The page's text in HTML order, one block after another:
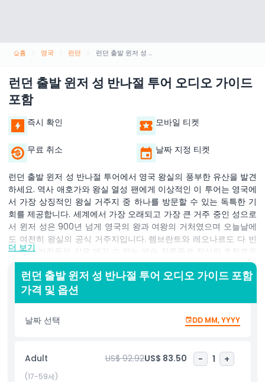
홈 영국 런던 런던 출발 윈저 성 반나절 투어 오디오 가이드 포함
런던 출발 윈저 성 반나절 투어 오디오 가이드
포함
즉시 확인 모바일 티켓
무료 취소 날짜 지정 티켓
런던 출발 윈저 성 반나절 투어에서 영국 왕실의 풍부한 유산을 발견
하세요. 역사 애호가와 왕실 열성 팬에게 이상적인 이 투어는 영국에
서 가장 상징적인 왕실 거주지 중 하나를 방문할 수 있는 독특한 기
회를 제공합니다. 세계에서 가장 오래되고 가장 큰 거주 중인 성으로
서 윈저 성은 900년 넘게 영국의 왕과 여왕의 거처였으며 오늘날에
도 여전히 왕실의 공식 거주지입니다. 렘브란트와 레오나르도 다 빈
치 같은 거장들의 값을 매길 수 없는 예술 작품들로 장식된 호화로운
국왕전(state apartments)을 탐험해 보세요. 많은 왕실 결혼식의
배경이자 엘리자베스 2세 여왕, 필립 공, 헨리 8세의 최종 안식처인
숨 막히는 세인트 조지 예배당에 들어가 보세요. 이 런던 출발 윈저
성 반나절 투어는 왕복 공동 교통편, 입장권, 다국어 오디오 가이드를
포함하여 여러분이 원하는 속도로 성의 역사를 배울 수 있도록 합니
다. 시간이 부족하지만 영국 왕실 역사의 핵심을 경험하고자 하는 분
하이라이트
더 보기
런던 출발 윈저 성 반나절 투어 오디오 가이드 포함
가격 및 옵션
날짜 선택 DD MM, YYYY
Adult US$ 92.92US$ 83.50 - 1 +
(17-59세)